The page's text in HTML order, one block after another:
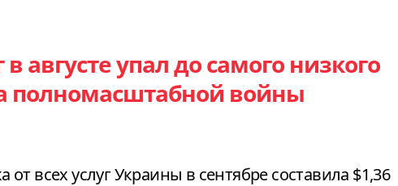
в августе упал до самого низкого
полномасштабной войны
всех услуг Украины в сентябре составила $1,36